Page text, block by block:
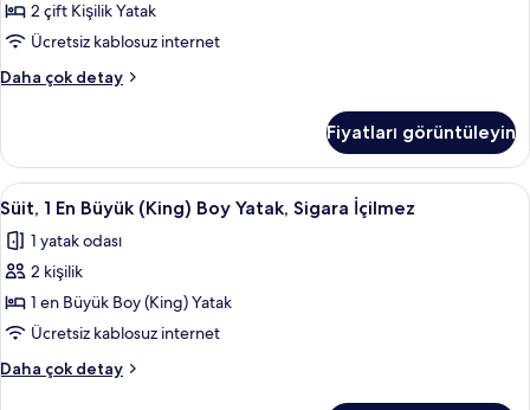
Kişilik
Yatak,
Sigara
İçilmez
tüm
fotoğrafları
görün
2 çift Kişilik Yatak
Ücretsiz kablosuz internet
Daha çok detay
Family
Kişilik
Yatak,
Sigara
hakkında
daha
detay
Fiyatları görüntüleyin
Süit,
1
En
Büyük
(King)
Boy
Yatak,
Sigara
Yastık yüzeyli yatak, odada kasa,
5
Süit, 1 En Büyük (King) Boy Yatak, Sigara İçilmez
1 yatak odası
2 kişilik
1 en Büyük Boy (King) Yatak
Ücretsiz kablosuz internet
Daha çok detay
Süit,